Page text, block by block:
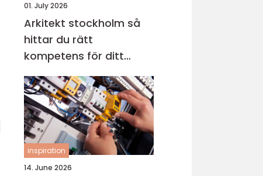
01. July 2026
Arkitekt stockholm så
hittar du rätt
kompetens för ditt
projekt
inspiration
14. June 2026